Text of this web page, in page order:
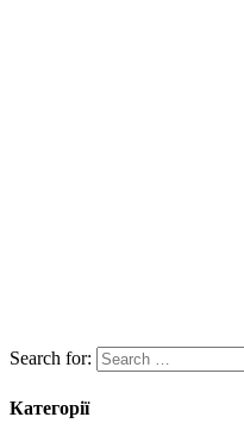
Search for:
Категорії